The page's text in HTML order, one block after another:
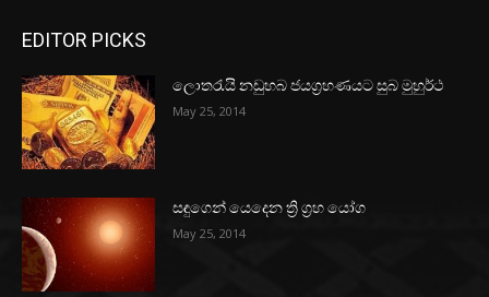
EDITOR PICKS
ලොතරැයි නඩුහබ ජයග්‍රහණයට සුබ මුහුර්ථ
May 25, 2014
සඳුගෙන් යෙදෙන ත්‍රි ග්‍රහ යෝග
May 25, 2014